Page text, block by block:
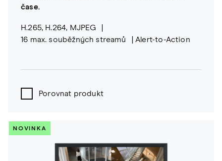
čase.
H.265, H.264, MJPEG
16 max. souběžných streamů
Alert-to-Action
Porovnat produkt
NOVINKA